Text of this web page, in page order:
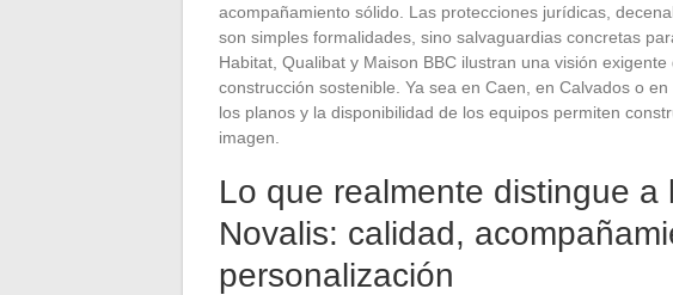
acompañamiento sólido. Las protecciones jurídicas,
son simples formalidades, sino salvaguardias concretas
Habitat, Qualibat y Maison BBC ilustran una visión
construcción sostenible. Ya sea en Caen, en Calvados o
los planos y la disponibilidad de los equipos permiten
imagen.
Lo que realmente distingue a
Novalis: calidad,
personalización